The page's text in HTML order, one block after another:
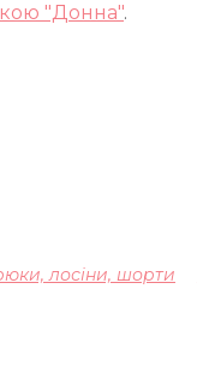
"Донна".
лосіни, шорти